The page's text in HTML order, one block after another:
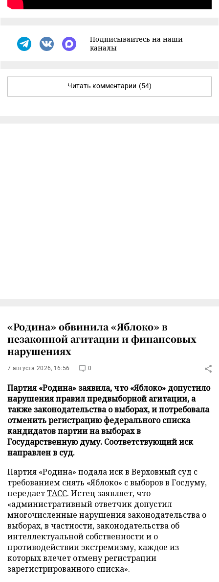
Подписывайтесь на наши
каналы
Читать комментарии (54)
«Родина» обвинила «Яблоко» в
незаконной агитации и финансовых
нарушениях
7 августа 2026, 16:56 0
Партия «Родина» заявила, что «Яблоко» допустило
нарушения правил предвыборной агитации, а
также законодательства о выборах, и потребовала
отменить регистрацию федерального списка
кандидатов партии на выборах в
Государственную думу. Соответствующий иск
направлен в суд.
Партия «Родина» подала иск в Верховный суд с
требованием снять «Яблоко» с выборов в Госдуму,
передаетТАСС. Истец заявляет, что
«административный ответчик допустил
многочисленные нарушения законодательства о
выборах, в частности, законодательства об
интеллектуальной собственности и о
противодействии экстремизму, каждое из
которых влечет отмену регистрации
зарегистрированного списка».